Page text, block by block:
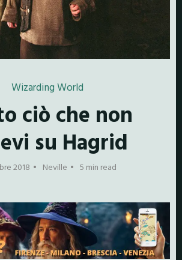
Wizarding World
ciò che non
su Hagrid
2018 Neville 5 min read